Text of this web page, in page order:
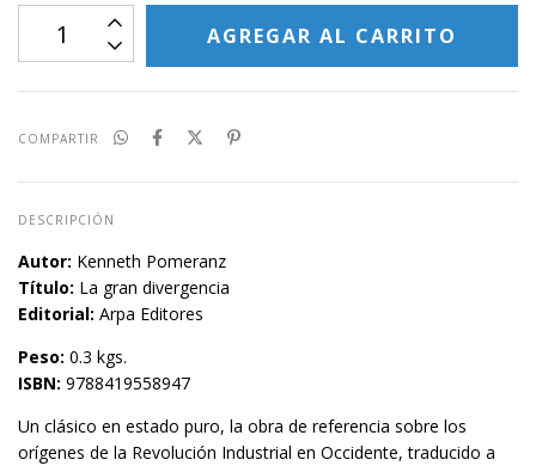
COMPARTIR
DESCRIPCIÓN
Autor: Kenneth Pomeranz
Título: La gran divergencia
Editorial: Arpa Editores
Peso: 0.3 kgs.
ISBN: 9788419558947
Un clásico en estado puro, la obra de referencia sobre los
orígenes de la Revolución Industrial en Occidente, traducido a